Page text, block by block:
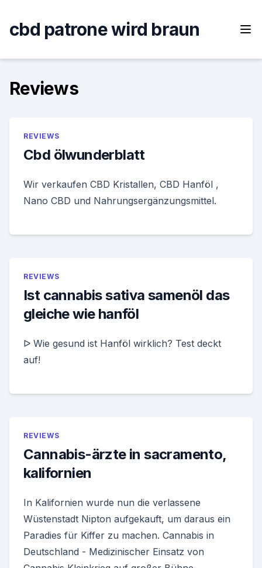
content
cbd patrone wird braun
Reviews
REVIEWS
Cbd ölwunderblatt
Wir verkaufen CBD Kristallen, CBD Hanföl ,
Nano CBD und Nahrungsergänzungsmittel.
REVIEWS
Ist cannabis sativa samenöl das
gleiche wie hanföl
ᐅ Wie gesund ist Hanföl wirklich? Test deckt
auf!
REVIEWS
Cannabis-ärzte in sacramento,
kalifornien
In Kalifornien wurde nun die verlassene
Wüstenstadt Nipton aufgekauft, um daraus ein
Paradies für Kiffer zu machen. Cannabis in
Deutschland - Medizinischer Einsatz von